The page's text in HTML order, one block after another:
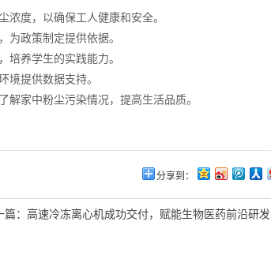
度，以确保工人健康和安全。
政策制定提供依据。
养学生的实践能力。
提供数据支持。
家中粉尘污染情况，提高生活品质。
分享到：
篇： 高速冷冻离心机成功交付，赋能生物医药前沿研